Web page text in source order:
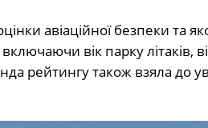
авіаційної безпеки та
вік парку літаків,
рейтингу також взяла до